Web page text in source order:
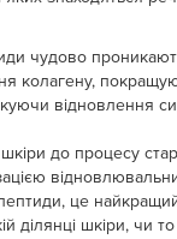
чудово
колагену,
відновлення
до процесу
це
шкіри, чи